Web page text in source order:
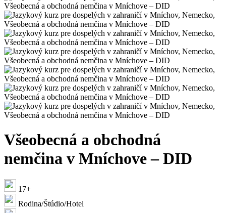
Všeobecná a obchodná
nemčina v Mníchove – DID
17+
Rodina/Štúdio/Hotel